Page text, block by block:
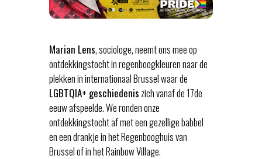
Marian Lens, sociologe, neemt ons mee op
ontdekkingstocht in regenboogkleuren naar de
plekken in internationaal Brussel waar de
LGBTQIA+ geschiedenis zich vanaf de 17de
eeuw afspeelde. We ronden onze
ontdekkingstocht af met een gezellige babbel
en een drankje in het Regenbooghuis van
Brussel of in het Rainbow Village.